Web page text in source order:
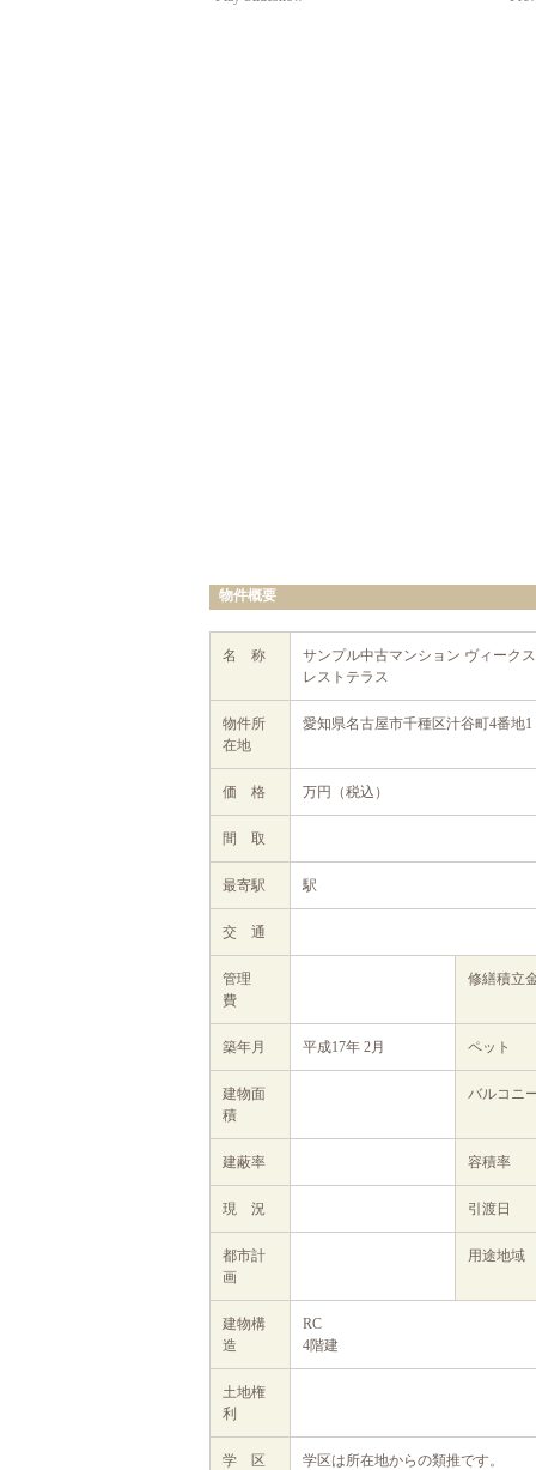
物件概要
名 称
サンプル中古マンション ヴィーク
レストテラス
物件所
在地
愛知県名古屋市千種区汁谷町4番地1
価 格 万円（税込）
間 取
最寄駅 駅
交 通
管理
費
修繕積
築年月 平成17年 2月 ペット
建物面
積
バルコニ
建蔽率 容積率
現 況 引渡日
都市計
画
用途地域
建物構
造
RC
4階建
土地権
利
学 区
学区は所在地からの類推です。